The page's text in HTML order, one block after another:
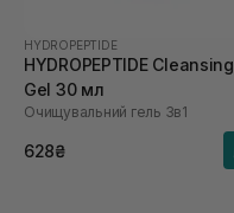
HYDROPEPTIDE
HYDROPEPTIDE Cleansing
Gel 30 мл
Очищувальний гель 3в1
628₴